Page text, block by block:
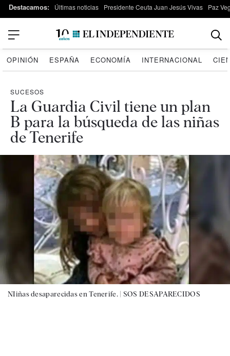
Destacamos: Últimas noticias Presidente Ceuta Juan Jesús Vivas Paz
OPINIÓN ESPAÑA ECONOMÍA INTERNACIONAL
SUCESOS
La Guardia Civil tiene un plan
B para la búsqueda de las niñas
de Tenerife
NIiñas desaparecidas en Tenerife. | SOS DESAPARECIDOS